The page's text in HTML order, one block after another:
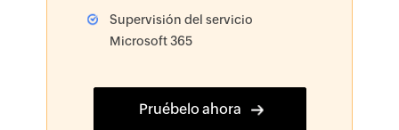
Supervisión del servicio
Microsoft 365
Pruébelo ahora